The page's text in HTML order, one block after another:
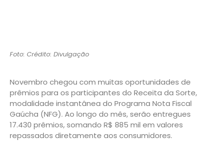
Foto: Crédito: Divulgação
Novembro chegou com muitas oportunidades de
prêmios para os participantes do Receita da Sorte,
modalidade instantânea do Programa Nota Fiscal
Gaúcha (NFG). Ao longo do mês, serão entregues
17.430 prêmios, somando R$ 885 mil em valores
repassados diretamente aos consumidores.